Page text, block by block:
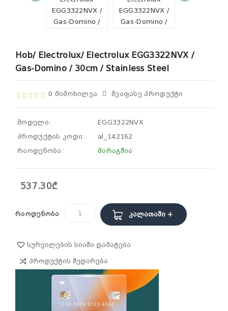
Hob/ Electrolux/ Electrolux EGG3322NVX /
Gas-Domino / 30cm / Stainless Steel
0 Მიმოხილვა Შეაფასე Პროდუქტი
მოდელი:
EGG3322NVX
პროდუქტის კოდი:
al_142162
რაოდენობა:
მარაგშია
537.30₾
რაოდენობა Კალათაში +
Სურვილების Სიაში Დამატება
Პროდუქტის Შედარება